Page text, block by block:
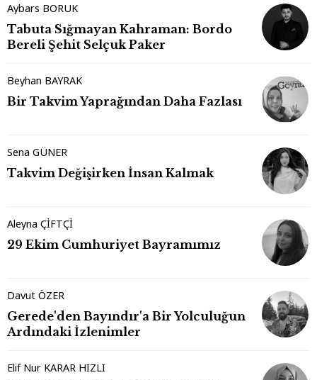
Aybars BORUK
Tabuta Sığmayan Kahraman: Bordo
Bereli Şehit Selçuk Paker
Beyhan BAYRAK
Bir Takvim Yaprağından Daha Fazlası
Sena GÜNER
Takvim Değişirken İnsan Kalmak
Aleyna ÇİFTÇİ
29 Ekim Cumhuriyet Bayramımız
Davut ÖZER
Gerede'den Bayındır'a Bir Yolculuğun
Ardındaki İzlenimler
Elif Nur KARAR HIZLI